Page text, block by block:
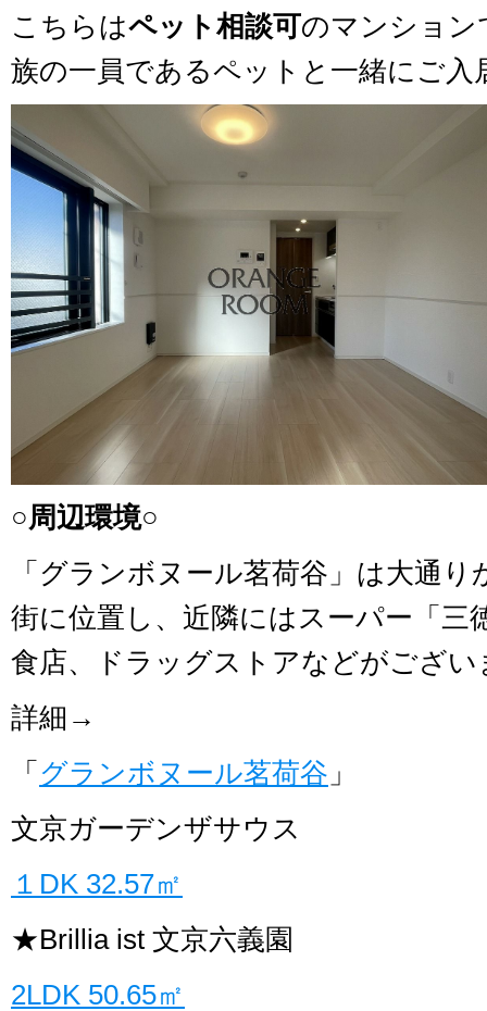
こちらはペット相談可のマンション
族の一員であるペットと一緒にご入
○周辺環境○
「グランボヌール茗荷谷」は大通
街に位置し、近隣にはスーパー「三
食店、ドラッグストアなどがござい
詳細→
「 グランボヌール茗荷谷 」
文京ガーデンザサウス
１DK 32.57㎡
★Brillia ist 文京六義園
2LDK 50.65㎡